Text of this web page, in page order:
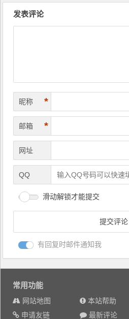
文
发表评论
昵称 *
邮箱 *
网址
QQ
滑动解锁才能提交
有回复时邮件通知我
常用功能
网站地图 本站帮助
申请友链
最新评论